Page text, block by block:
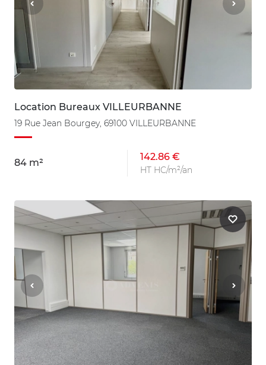
Location Bureaux VILLEURBANNE
19 Rue Jean Bourgey, 69100 VILLEURBANNE
84 m²
142.86 €
HT HC/m²/an